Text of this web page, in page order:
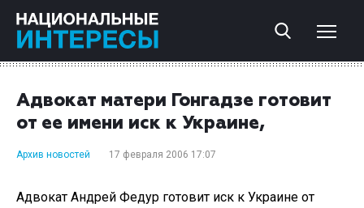
Адвокат матери Гонгадзе готовит
от ее имени иск к Украине,
Архив новостей 17 февраля 2006 17:07
Адвокат Андрей Федур готовит иск к Украине от